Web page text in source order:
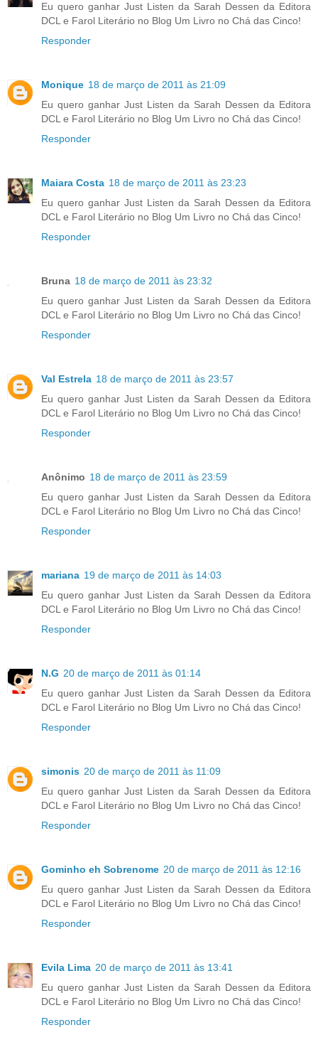
Eu quero ganhar Just Listen da Sarah Dessen da Editora
DCL e Farol Literário no Blog Um Livro no Chá das Cinco!
Responder
Monique 18 de março de 2011 às 21:09
Eu quero ganhar Just Listen da Sarah Dessen da Editora
DCL e Farol Literário no Blog Um Livro no Chá das Cinco!
Responder
Maiara Costa 18 de março de 2011 às 23:23
Eu quero ganhar Just Listen da Sarah Dessen da Editora
DCL e Farol Literário no Blog Um Livro no Chá das Cinco!
Responder
Bruna 18 de março de 2011 às 23:32
Eu quero ganhar Just Listen da Sarah Dessen da Editora
DCL e Farol Literário no Blog Um Livro no Chá das Cinco!
Responder
Val Estrela 18 de março de 2011 às 23:57
Eu quero ganhar Just Listen da Sarah Dessen da Editora
DCL e Farol Literário no Blog Um Livro no Chá das Cinco!
Responder
Anônimo 18 de março de 2011 às 23:59
Eu quero ganhar Just Listen da Sarah Dessen da Editora
DCL e Farol Literário no Blog Um Livro no Chá das Cinco!
Responder
mariana 19 de março de 2011 às 14:03
Eu quero ganhar Just Listen da Sarah Dessen da Editora
DCL e Farol Literário no Blog Um Livro no Chá das Cinco!
Responder
N.G 20 de março de 2011 às 01:14
Eu quero ganhar Just Listen da Sarah Dessen da Editora
DCL e Farol Literário no Blog Um Livro no Chá das Cinco!
Responder
simonis 20 de março de 2011 às 11:09
Eu quero ganhar Just Listen da Sarah Dessen da Editora
DCL e Farol Literário no Blog Um Livro no Chá das Cinco!
Responder
Gominho eh Sobrenome 20 de março de 2011 às 12:16
Eu quero ganhar Just Listen da Sarah Dessen da Editora
DCL e Farol Literário no Blog Um Livro no Chá das Cinco!
Responder
Evila Lima 20 de março de 2011 às 13:41
Eu quero ganhar Just Listen da Sarah Dessen da Editora
DCL e Farol Literário no Blog Um Livro no Chá das Cinco!
Responder